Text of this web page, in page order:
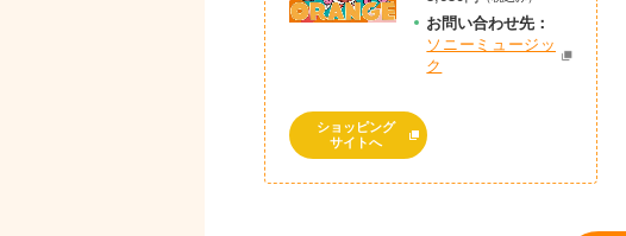
お問い合わせ先：
ソニーミュージッ
ク
ショッピング
サイトへ